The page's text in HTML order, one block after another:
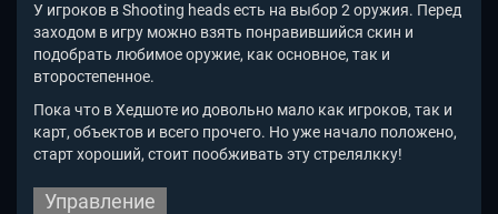
У игроков в Shooting heads есть на выбор 2 оружия. Перед
заходом в игру можно взять понравившийся скин и
подобрать любимое оружие, как основное, так и
второстепенное.
Пока что в Хедшоте ио довольно мало как игроков, так и
карт, объектов и всего прочего. Но уже начало положено,
старт хороший, стоит пообживать эту стрелялкку!
Управление